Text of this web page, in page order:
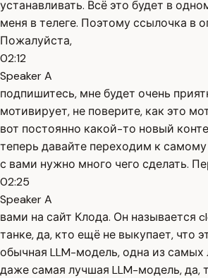
устанавливать. Всё это будет в
меня в телеге. Поэтому ссылочка в
Пожалуйста,
02:12
Speaker A
подпишитесь, мне будет очень
мотивирует, не поверите, как это
вот постоянно какой-то новый
теперь давайте переходим к
с вами нужно много чего сделать.
02:25
Speaker A
вами на сайт Клода. Он называется
танке, да, кто ещё не выкупает, что
обычная LLM-модель, одна из самых
даже самая лучшая LLM-модель, да,